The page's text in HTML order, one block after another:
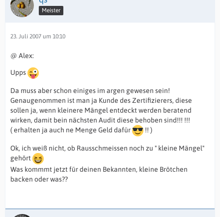
Meister
23. Juli 2007 um 10:10
@ Alex:
Upps
Da muss aber schon einiges im argen gewesen sein!
Genaugenommen ist man ja Kunde des Zertifizierers, diese
sollen ja, wenn kleinere Mängel entdeckt werden beratend
wirken, damit bein nächsten Audit diese behoben sind!!! !!!
( erhalten ja auch ne Menge Geld dafür
!! )
Ok, ich weiß nicht, ob Rausschmeissen noch zu " kleine Mängel"
gehört
Was kommmt jetzt für deinen Bekannten, kleine Brötchen
backen oder was??